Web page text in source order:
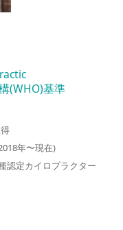
(WHO)基準
年〜現在)
認定カイロプラクター